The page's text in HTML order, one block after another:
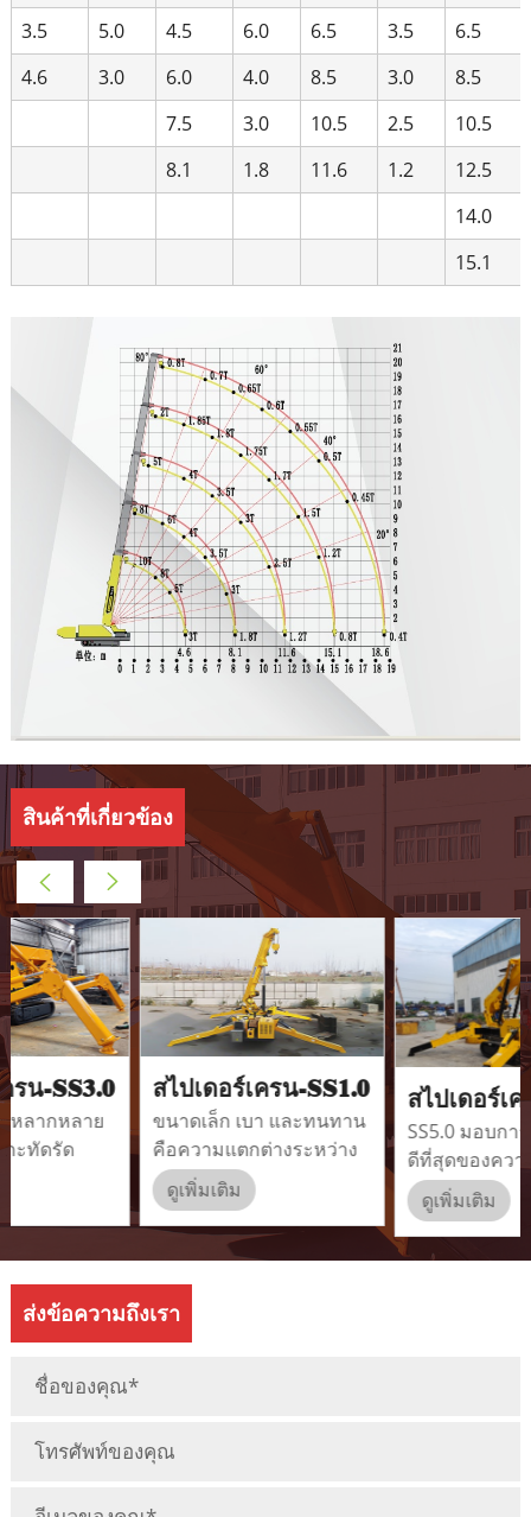
3.5
5.0 4.5 6.0 6.5 3.5
6.5
4.6
3.0 6.0 4.0 8.5 3.0
8.5
7.5
3.0 10.5 2.5
10.5
8.1
1.8 11.6 1.2
12.5
14.0
15.1
สินค้าที่เกี่ยวข้อง
สไปเดอร์เครน-SS1.0
ขนาดเล็ก เบา และทนทาน
คือความแตกต่างระหว่าง
SEVENCRANE SS1.0 และ
เครนขนาดใหญ่และแบบ
ดั้งเดิม
สไปเดอร์เครน-SS5.0
SS5.0 มอบการผสมผสานที่
ดีที่สุดของความยืดหยุ่นใน
การทำงานและความ
สามารถในการยกของ
ส่งข้อความถึงเรา